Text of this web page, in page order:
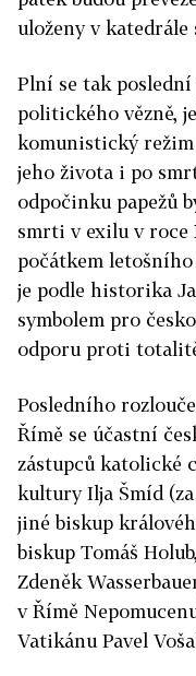
uloženy v katedrále
Plní se tak
politického vězně,
komunistický
jeho života i po
odpočinku papežů
smrti v exilu v roce
počátkem
je podle historika
symbolem pro
odporu proti
Posledního
Římě se účastní
zástupců katolické
kultury Ilja Šmíd
jiné biskup
biskup Tomáš
Zdeněk
v Římě
Vatikánu Pavel